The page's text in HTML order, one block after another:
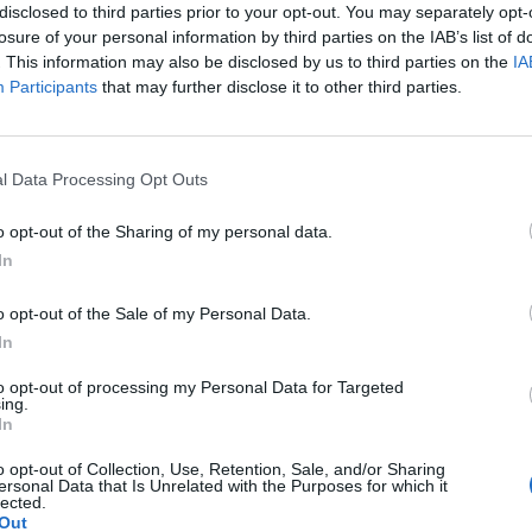
to third parties prior to your opt-out. You may separately
of your personal information by third parties on the IAB’s list of
This information may also be disclosed by us to third parties on the
Participants that may further disclose it to other third parties.
Data Processing Opt Outs
opt-out of the Sharing of my personal data.
opt-out of the Sale of my Personal Data.
opt-out of processing my Personal Data for Targeted
opt-out of Collection, Use, Retention, Sale, and/or Sharing
Data that Is Unrelated with the Purposes for which it
il miglior modo per Bradley
casa: «Sono felice, anche se Roma è un
È un grande onore far parte di questo
indipendentemente dall'avversario -
tre giocatori per ogni ruolo e devi sempre
essere scaduto soltanto per
che, perso il posto tra i pali, potrebbe
Fulham e Milan, la Roma però è pronta
al tavolo delle trattative soltanto nel
offerte interessanti.
Rudy Giuliani a Come States?
americana